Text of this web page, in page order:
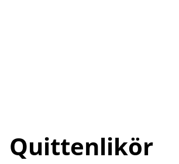
Quittenlikör